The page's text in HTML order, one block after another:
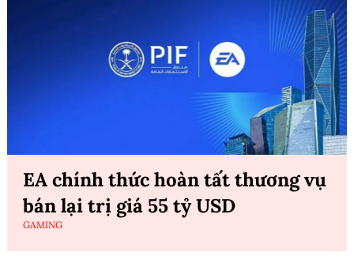
EA chính thức hoàn tất thương vụ
bán lại trị giá 55 tỷ USD
GAMING